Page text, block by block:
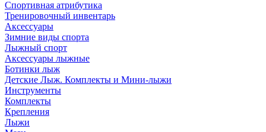
Спортивная атрибутика
Тренировочный инвентарь
Аксессуары
Зимние виды спорта
Лыжный спорт
Аксессуары лыжные
Ботинки лыж
Детские Лыж. Комплекты и Мини-лыжи
Инструменты
Комплекты
Крепления
Лыжи